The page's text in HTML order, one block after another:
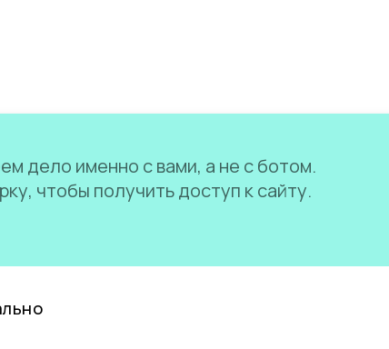
дело именно с вами, а не с ботом.
чтобы получить доступ к сайту.